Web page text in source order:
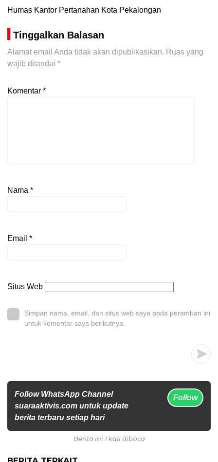
Humas Kantor Pertanahan Kota Pekalongan
Tinggalkan Balasan
Alamat email Anda tidak akan dipublikasikan. Ruas yang
wajib ditandai *
Komentar *
Nama *
Email *
Situs Web
Simpan nama, email, dan situs web saya pada peramban ini
untuk komentar saya berikutnya.
Follow WhatsApp Channel
suaraaktivis.com untuk update
berita terbaru setiap hari
Follow
Berita ini 1 kali dibaca